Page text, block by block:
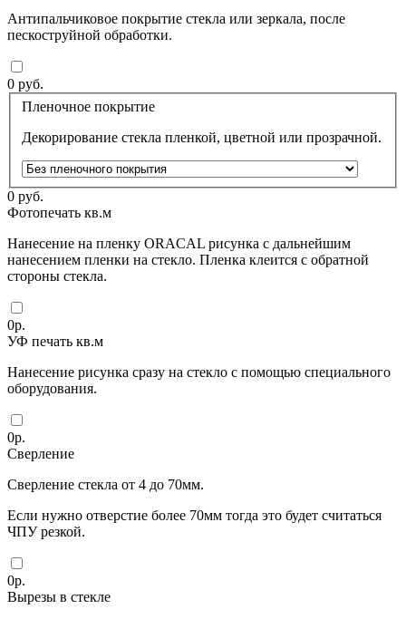
Антипальчиковое покрытие стекла или зеркала, после
пескоструйной обработки.
0 руб.
Пленочное покрытие
Декорирование стекла пленкой, цветной или прозрачной.
0 руб.
Фотопечать кв.м
Нанесение на пленку ORACAL рисунка с дальнейшим
нанесением пленки на стекло. Пленка клеится с обратной
стороны стекла.
0р.
УФ печать кв.м
Нанесение рисунка сразу на стекло с помощью специального
оборудования.
0р.
Сверление
Сверление стекла от 4 до 70мм.
Если нужно отверстие более 70мм тогда это будет считаться
ЧПУ резкой.
0р.
Вырезы в стекле